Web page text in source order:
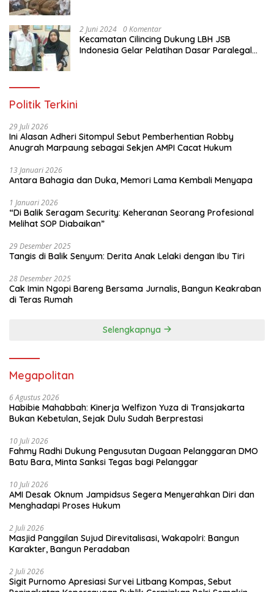
2 Juni 2024 0 Komentar
Kecamatan Cilincing Dukung LBH JSB
Indonesia Gelar Pelatihan Dasar Paralegal
Politik Terkini
29 Juli 2026
Ini Alasan Adheri Sitompul Sebut Pemberhentian Robby
Anugrah Marpaung sebagai Sekjen AMPI Cacat Hukum
13 Januari 2026
Antara Bahagia dan Duka, Memori Lama Kembali Menyapa
1 Januari 2026
“Di Balik Seragam Security: Keheranan Seorang Profesional
Melihat SOP Diabaikan”
29 Desember 2025
Tangis di Balik Senyum: Derita Anak Lelaki dengan Ibu Tiri
28 Desember 2025
Cak Imin Ngopi Bareng Bersama Jurnalis, Bangun Keakraban
di Teras Rumah
Selengkapnya
Megapolitan
6 Agustus 2026
Habibie Mahabbah: Kinerja Welfizon Yuza di Transjakarta
Bukan Kebetulan, Sejak Dulu Sudah Berprestasi
10 Juli 2026
Fahmy Radhi Dukung Pengusutan Dugaan Pelanggaran DMO
Batu Bara, Minta Sanksi Tegas bagi Pelanggar
10 Juli 2026
AMI Desak Oknum Jampidsus Segera Menyerahkan Diri dan
Menghadapi Proses Hukum
2 Juli 2026
Masjid Panggilan Sujud Direvitalisasi, Wakapolri: Bangun
Karakter, Bangun Peradaban
2 Juli 2026
Sigit Purnomo Apresiasi Survei Litbang Kompas, Sebut